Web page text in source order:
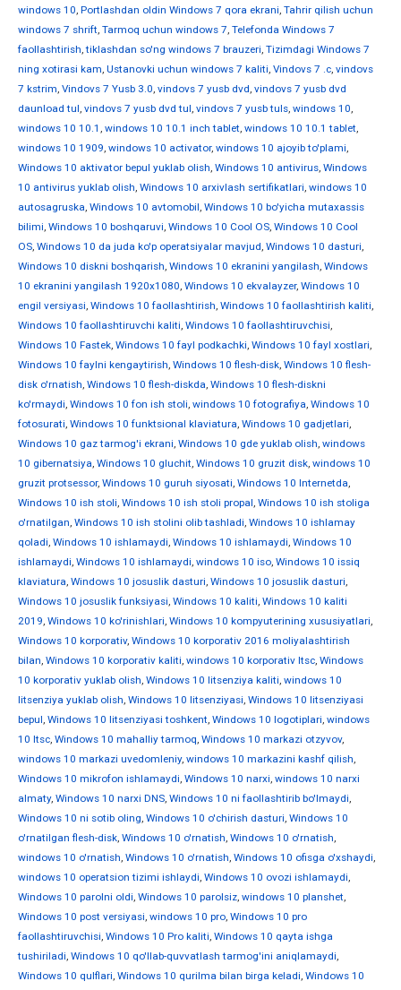
windows 10, Portlashdan oldin Windows 7 qora ekrani, Tahrir qilish uchun
windows 7 shrift, Tarmoq uchun windows 7, Telefonda Windows 7
faollashtirish,tiklashdan so'ng windows 7 brauzeri, Tizimdagi Windows 7
ning xotirasi kam, Ustanovki uchun windows 7 kaliti, Vindovs 7 .c, vindovs
7 kstrim, Vindovs 7 Yusb 3.0, vindovs 7 yusb dvd, vindovs 7 yusb dvd
daunload tul, vindovs 7 yusb dvd tul, vindovs 7 yusb tuls, windows 10,
windows 10 10.1 , windows 10 10.1 inch tablet, windows 10 10.1 tablet,
windows 10 1909, windows 10 activator, windows 10 ajoyib to'plami,
Windows 10 aktivator bepul yuklab olish, Windows 10 antivirus, Windows
10 antivirus yuklab olish, Windows 10 arxivlash sertifikatlari, windows 10
autosagruska, Windows 10 avtomobil, Windows 10 bo'yicha mutaxassis
bilimi, Windows 10 boshqaruvi, Windows 10 Cool OS, Windows 10 Cool
OS, Windows 10 da juda ko'p operatsiyalar mavjud, Windows 10 dasturi,
Windows 10 diskni boshqarish, Windows 10 ekranini yangilash, Windows
10 ekranini yangilash 1920x1080, Windows 10 ekvalayzer, Windows 10
engil versiyasi, Windows 10 faollashtirish, Windows 10 faollashtirish kaliti,
Windows 10 faollashtiruvchi kaliti, Windows 10 faollashtiruvchisi,
Windows 10 Fastek, Windows 10 fayl podkachki, Windows 10 fayl xostlari,
Windows 10 faylni kengaytirish, Windows 10 flesh-disk, Windows 10 flesh-
disk o'rnatish, Windows 10 flesh-diskda, Windows 10 flesh-diskni
ko'rmaydi, Windows 10 fon ish stoli, windows 10 fotografiya, Windows 10
fotosurati, Windows 10 funktsional klaviatura, Windows 10 gadjetlari,
Windows 10 gaz tarmog'i ekrani, Windows 10 gde yuklab olish, windows
10 gibernatsiya, Windows 10 gluchit, Windows 10 gruzit disk, windows 10
gruzit protsessor, Windows 10 guruh siyosati, Windows 10 Internetda,
Windows 10 ish stoli, Windows 10 ish stoli propal, Windows 10 ish stoliga
o'rnatilgan, Windows 10 ish stolini olib tashladi, Windows 10 ishlamay
qoladi, Windows 10 ishlamaydi, Windows 10 ishlamaydi, Windows 10
ishlamaydi, Windows 10 ishlamaydi, windows 10 iso, Windows 10 issiq
klaviatura, Windows 10 josuslik dasturi, Windows 10 josuslik dasturi,
Windows 10 josuslik funksiyasi, Windows 10 kaliti, Windows 10 kaliti
2019, Windows 10 ko'rinishlari, Windows 10 kompyuterining xususiyatlari,
Windows 10 korporativ, Windows 10 korporativ 2016 moliyalashtirish
bilan, Windows 10 korporativ kaliti, windows 10 korporativ ltsc, Windows
10 korporativ yuklab olish, Windows 10 litsenziya kaliti, windows 10
litsenziya yuklab olish, Windows 10 litsenziyasi, Windows 10 litsenziyasi
bepul, Windows 10 litsenziyasi toshkent, Windows 10 logotiplari, windows
10 ltsc, Windows 10 mahalliy tarmoq, Windows 10 markazi otzyvov,
windows 10 markazi uvedomleniy, windows 10 markazini kashf qilish,
Windows 10 mikrofon ishlamaydi, Windows 10 narxi, windows 10 narxi
almaty, Windows 10 narxi DNS, Windows 10 ni faollashtirib bo'lmaydi,
Windows 10 ni sotib oling, Windows 10 o'chirish dasturi, Windows 10
o'rnatilgan flesh-disk, Windows 10 o'rnatish, Windows 10 o'rnatish,
windows 10 o'rnatish, Windows 10 o'rnatish, Windows 10 ofisga o'xshaydi,
windows 10 operatsion tizimi ishlaydi, Windows 10 ovozi ishlamaydi,
Windows 10 parolni oldi, Windows 10 parolsiz, windows 10 planshet,
Windows 10 post versiyasi, windows 10 pro, Windows 10 pro
faollashtiruvchisi, Windows 10 Pro kaliti, Windows 10 qayta ishga
tushiriladi, Windows 10 qo'llab-quvvatlash tarmog'ini aniqlamaydi,
Windows 10 qulflari, Windows 10 qurilma bilan birga keladi, Windows 10